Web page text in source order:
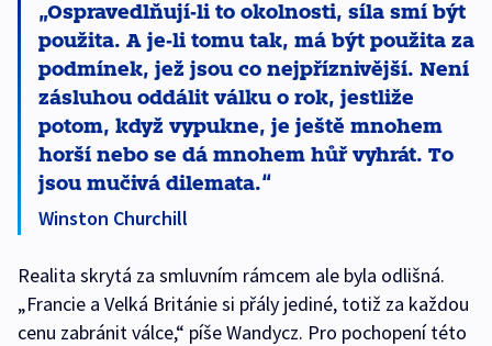
Ospravedlňují-li to okolnosti, síla smí být
použita. A je-li tomu tak, má být použita za
podmínek, jež jsou co nejpříznivější. Není
zásluhou oddálit válku o rok, jestliže
potom, když vypukne, je ještě mnohem
horší nebo se dá mnohem hůř vyhrát. To
jsou mučivá dilemata.
Winston Churchill
Realita skrytá za smluvním rámcem ale byla odlišná.
„Francie a Velká Británie si přály jediné, totiž za každou
cenu zabránit válce,“ píše Wandycz. Pro pochopení této